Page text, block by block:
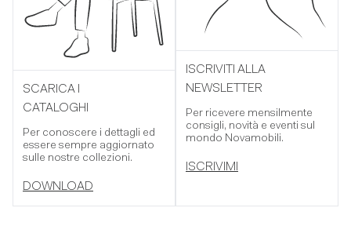
SCARICA I
CATALOGHI
Per conoscere i dettagli ed
essere sempre aggiornato
sulle nostre collezioni.
DOWNLOAD
ISCRIVITI ALLA
NEWSLETTER
Per ricevere mensilmente
consigli, novità e eventi sul
mondo Novamobili.
ISCRIVIMI